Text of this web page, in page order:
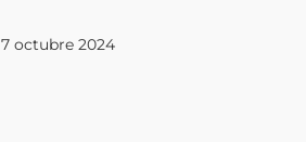
7 octubre 2024